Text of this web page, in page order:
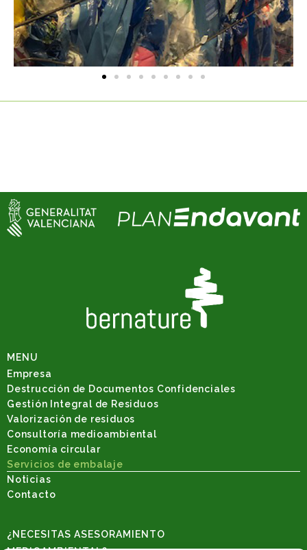
MENU
Empresa
Destrucción de Documentos Confidenciales
Gestión Integral de Residuos
Valorización de residuos
Consultoría medioambiental
Economía circular
Servicios de embalaje
Noticias
Contacto
¿NECESITAS ASESORAMIENTO